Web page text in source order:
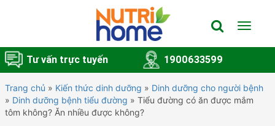
Toggle
Tư vấn trực tuyến 1900633599
Trang chủ » Kiến thức dinh dưỡng » Dinh dưỡng cho người bệnh
» Dinh dưỡng bệnh tiểu đường » Tiểu đường có ăn được mắm
tôm không? Ăn nhiều được không?